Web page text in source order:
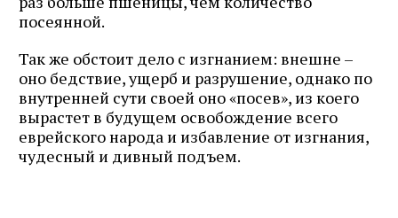
посеянной.
Так же обстоит дело с изгнанием: внешне –
оно бедствие, ущерб и разрушение, однако по
внутренней сути своей оно «посев», из коего
вырастет в будущем освобождение всего
еврейского народа и избавление от изгнания,
чудесный и дивный подъем.